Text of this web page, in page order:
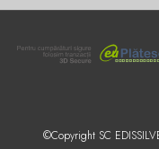
©Copyright SC